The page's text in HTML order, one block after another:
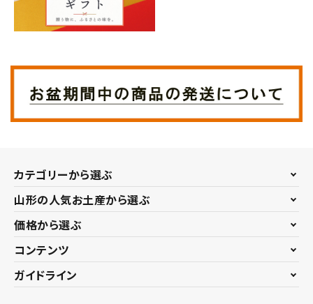
カテゴリーから選ぶ
山形の人気お土産から選ぶ
価格から選ぶ
コンテンツ
ガイドライン